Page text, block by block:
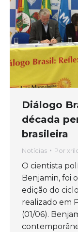
Diálogo
década
brasileira
Notícias Por
O cientista
Benjamin, foi
edição do
realizado em
(01/06).